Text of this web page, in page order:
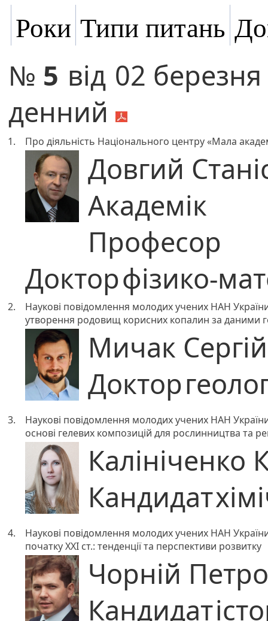
Роки Типи питань
№ 5 від 02
денний
1. Про діяльність Національного центру «Мала
Довгий
Академік
Професор
Докторфізико-
2.
Наукові повідомлення молодих учених НАН
утворення родовищ корисних копалин за даними
Мичак
Доктор
3.
Наукові повідомлення молодих учених НАН
основі гелевих композицій для рослинництва та
Калініченко
Кандидат
4.
Наукові повідомлення молодих учених НАН
початку ХХІ ст.: тенденції та перспективи розвитку
Чорній
Кандидат